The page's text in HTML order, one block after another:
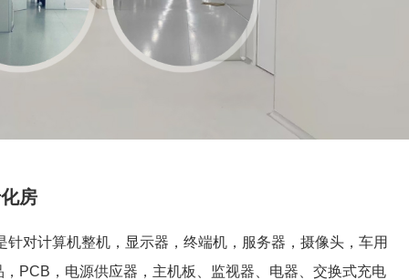
房
针对计算机整机，显示器，终端机，服务器，摄像头，车用
，PCB，电源供应器，主机板、监视器、电器、交换式充电